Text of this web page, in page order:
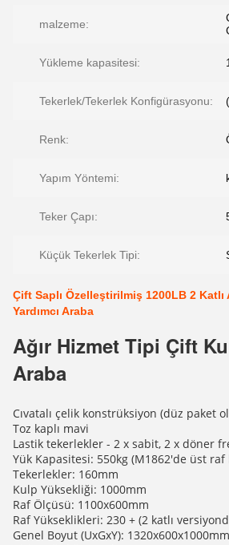
malzeme:
Yükleme kapasitesi:
Tekerlek/Tekerlek Konfigürasyonu:
Renk:
Yapım Yöntemi:
Teker Çapı:
Küçük Tekerlek Tipi:
Çift Saplı Özelleştirilmiş 1200LB 2 Katlı
Yardımcı Araba
Ağır Hizmet Tipi Çift
Araba
Cıvatalı çelik konstrüksiyon (düz paket
Toz kaplı mavi
Lastik tekerlekler - 2 x sabit, 2 x döner
Yük Kapasitesi: 550kg (M1862'de üst raf
Tekerlekler: 160mm
Kulp Yüksekliği: 1000mm
Raf Ölçüsü: 1100x600mm
Raf Yükseklikleri: 230 + (2 katlı
Genel Boyut (UxGxY): 1320x600x1000mm